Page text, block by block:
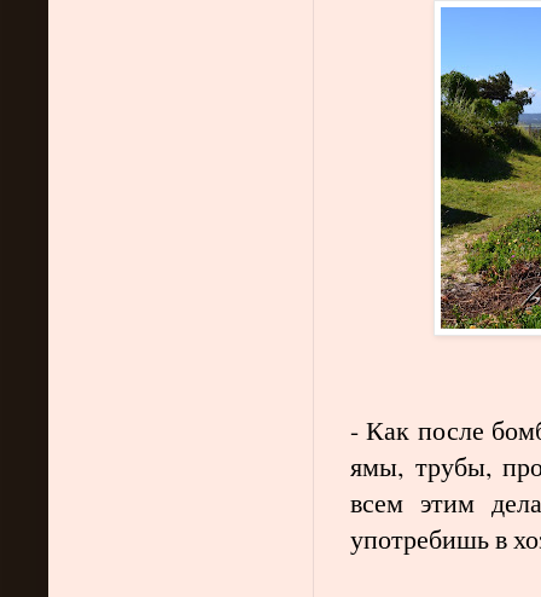
- Как после
ямы, трубы,
всем этим
употребишь в